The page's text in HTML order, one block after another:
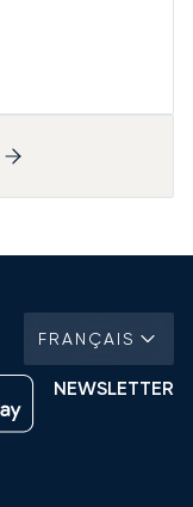
FRANÇAIS
NEWSLETTER